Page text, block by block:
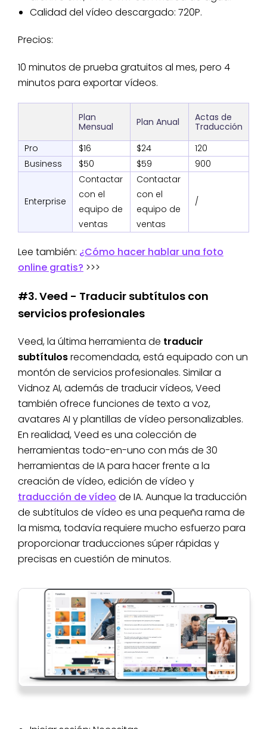
Calidad del vídeo descargado: 720P.
Precios:
10 minutos de prueba gratuitos al mes, pero 4
minutos para exportar vídeos.
Plan
Mensual
Plan Anual
Actas de
Traducción
Pro
$16 $24
120
Business
$50 $59 900
Enterprise
Contactar
con el
equipo de
ventas
Contactar
con el
equipo de
ventas
/
Lee también: ¿Cómo hacer hablar una foto
online gratis? >>>
#3. Veed - Traducir subtítulos con
servicios profesionales
Veed, la última herramienta de traducir
subtítulosrecomendada, está equipado con un
montón de servicios profesionales. Similar a
Vidnoz AI, además de traducir vídeos, Veed
también ofrece funciones de texto a voz,
avatares AI y plantillas de vídeo personalizables.
En realidad, Veed es una colección de
herramientas todo-en-uno con más de 30
herramientas de IA para hacer frente a la
creación de vídeo, edición de vídeo y
traducción de vídeo de IA. Aunque la traducción
de subtítulos de vídeo es una pequeña rama de
la misma, todavía requiere mucho esfuerzo para
proporcionar traducciones súper rápidas y
precisas en cuestión de minutos.